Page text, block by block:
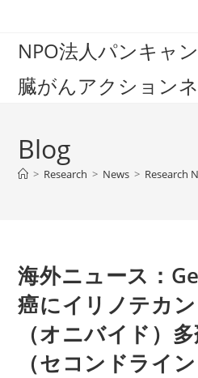
contentNPO法人パンキャ
臓がんアクション
Blog
> Research > News > Research
海外ニュース：
癌にイリノテカ
（オニバイド）
（セコンドライン